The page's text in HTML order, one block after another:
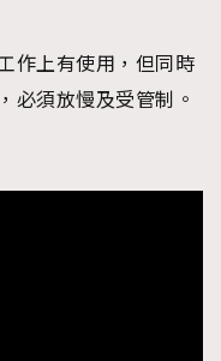
作上有使用，但同時
必須放慢及受管制。